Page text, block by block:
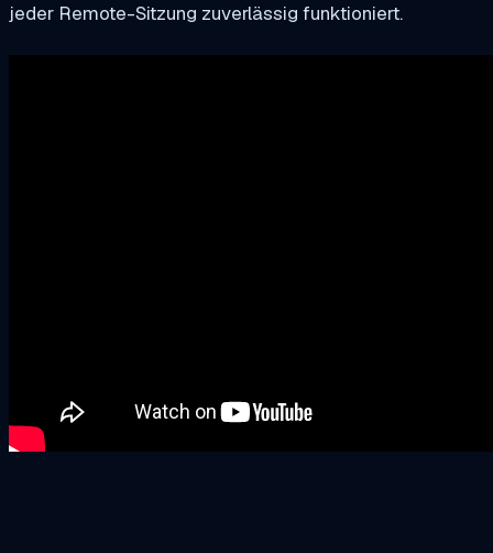
jeder Remote-Sitzung zuverlässig funktioniert.